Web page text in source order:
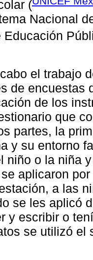
(
Nacional
Educación
el trabajo
de encuestas
de los
que
partes, la
y su entorno
niño o la niña
aplicaron
a las
se les aplicó
y escribir o
se utilizó el